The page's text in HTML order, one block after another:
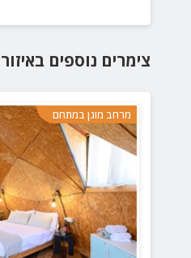
צימרים נוספים באיזור
מרחב מוגן במתחם